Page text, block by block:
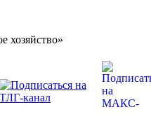
хозяйство»